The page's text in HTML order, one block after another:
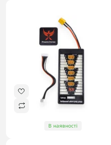
В наявності